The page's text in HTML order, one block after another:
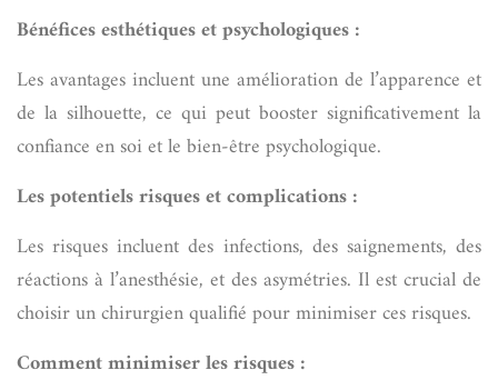
Bénéfices esthétiques et psychologiques :
Les avantages incluent une amélioration de l’apparence et
de la silhouette, ce qui peut booster significativement la
confiance en soi et le bien-être psychologique.
Les potentiels risques et complications :
Les risques incluent des infections, des saignements, des
réactions à l’anesthésie, et des asymétries. Il est crucial de
choisir un chirurgien qualifié pour minimiser ces risques.
Comment minimiser les risques :